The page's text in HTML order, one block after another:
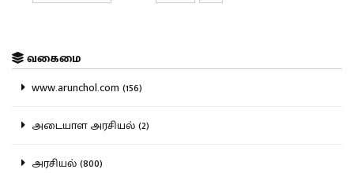
வகைமை
www.arunchol.com (156)
அடையாள அரசியல் (2)
அரசியல் (800)